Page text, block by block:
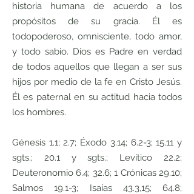
historia humana de acuerdo a los
propósitos de su gracia. Él es
todopoderoso, omnisciente, todo amor,
y todo sabio. Dios es Padre en verdad
de todos aquellos que llegan a ser sus
hijos por medio de la fe en Cristo Jesús.
Él es paternal en su actitud hacia todos
los hombres.
Génesis 1.1; 2.7; Éxodo 3.14; 6.2-3; 15.11 y
sgts.; 20.1 y sgts.; Levítico 22.2;
Deuteronomio 6.4; 32.6; 1 Crónicas 29.10;
Salmos 19.1-3; Isaías 43.3,15; 64.8;